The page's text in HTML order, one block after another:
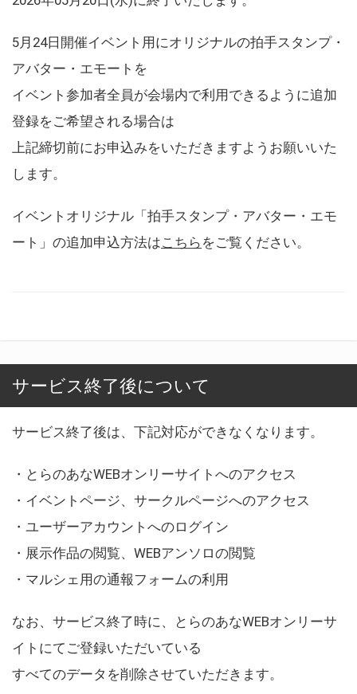
5月24日開催イベント用にオリジナルの拍手スタンプ・
アバター・エモートを
イベント参加者全員が会場内で利用できるように追加
登録をご希望される場合は
上記締切前にお申込みをいただきますようお願いいた
します。
イベントオリジナル「拍手スタンプ・アバター・エモ
ート」の追加申込方法はこちら をご覧ください。
サービス終了後について
サービス終了後は、下記対応ができなくなります。
・とらのあなWEBオンリーサイトへのアクセス
・イベントページ、サークルページへのアクセス
・ユーザーアカウントへのログイン
・展示作品の閲覧、WEBアンソロの閲覧
・マルシェ用の通報フォームの利用
なお、サービス終了時に、とらのあなWEBオンリーサ
イトにてご登録いただいている
すべてのデータを削除させていただきます。